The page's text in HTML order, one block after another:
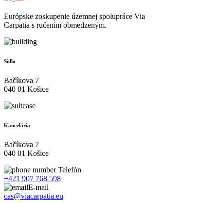
Európske zoskupenie územnej spolupráce Via
Carpatia s ručením obmedzeným.
Sídlo
Bačíkova 7
040 01 Košice
Kancelária
Bačíkova 7
040 01 Košice
Telefón
+421 907 768 598
E-mail
cas@viacarpatia.eu